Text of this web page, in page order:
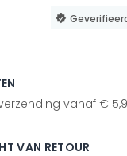
vanaf €
VAN RETOUR